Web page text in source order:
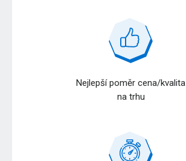
Nejlepší poměr cena/kvalita
na trhu